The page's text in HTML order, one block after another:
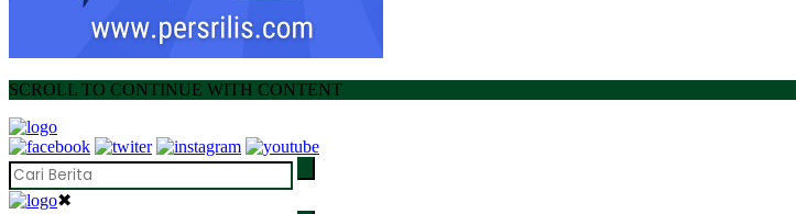
SCROLL TO CONTINUE WITH CONTENT
✖